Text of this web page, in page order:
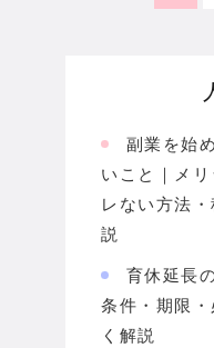
副業を始
いこと｜メ
レない方法
説
育休延長
条件・期限
く解説